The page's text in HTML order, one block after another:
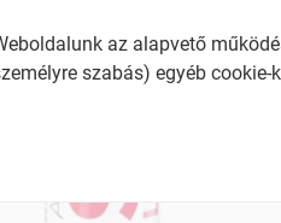
az alapvető
szabás) egyéb